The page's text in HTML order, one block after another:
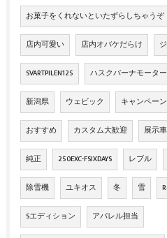
お菓子をくれないといたずらしちゃうぞ
店内可愛い 店内オバケだらけ
SVARTPILEN125 ハスクバーナモータ
新潟県 ウェビック キャンペーン
おすすめ カスタム大歓迎 展示
純正 250EXC-FSIXDAYS レブル
除雪機 ユキオス 冬 雪
Sエディション アパレル担当